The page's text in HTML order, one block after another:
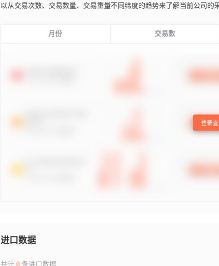
以从交易次数、交易数量、交易重量不同纬度的趋势来了解当前公司的
月份 交易数
登录
进口数据
共计 0条进口数据